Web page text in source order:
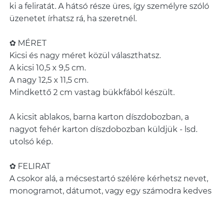
ki a feliratát. A hátsó része üres, így személyre szóló
üzenetet írhatsz rá, ha szeretnél.
✿ MÉRET
Kicsi és nagy méret közül választhatsz.
A kicsi 10,5 x 9,5 cm.
A nagy 12,5 x 11,5 cm.
Mindkettő 2 cm vastag bükkfából készült.
A kicsit ablakos, barna karton díszdobozban, a
nagyot fehér karton díszdobozban küldjük - lsd.
utolsó kép.
✿ FELIRAT
A csokor alá, a mécsestartó szélére kérhetsz nevet,
monogramot, dátumot, vagy egy számodra kedves